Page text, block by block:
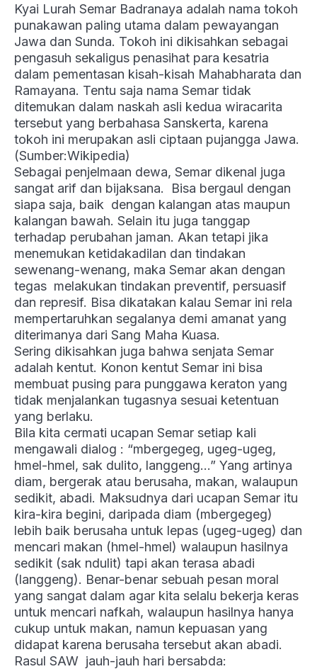
Kyai Lurah Semar Badranaya adalah nama tokoh
punakawan paling utama dalam pewayangan
Jawa dan Sunda. Tokoh ini dikisahkan sebagai
pengasuh sekaligus penasihat para kesatria
dalam pementasan kisah-kisah Mahabharata dan
Ramayana. Tentu saja nama Semar tidak
ditemukan dalam naskah asli kedua wiracarita
tersebut yang berbahasa Sanskerta, karena
tokoh ini merupakan asli ciptaan pujangga Jawa.
(Sumber:Wikipedia)
Sebagai penjelmaan dewa, Semar dikenal juga
sangat arif dan bijaksana. Bisa bergaul dengan
siapa saja, baik dengan kalangan atas maupun
kalangan bawah. Selain itu juga tanggap
terhadap perubahan jaman. Akan tetapi jika
menemukan ketidakadilan dan tindakan
sewenang-wenang, maka Semar akan dengan
tegas melakukan tindakan preventif, persuasif
dan represif. Bisa dikatakan kalau Semar ini rela
mempertaruhkan segalanya demi amanat yang
diterimanya dari Sang Maha Kuasa.
Sering dikisahkan juga bahwa senjata Semar
adalah kentut. Konon kentut Semar ini bisa
membuat pusing para punggawa keraton yang
tidak menjalankan tugasnya sesuai ketentuan
yang berlaku.
Bila kita cermati ucapan Semar setiap kali
mengawali dialog : “mbergegeg, ugeg-ugeg,
hmel-hmel, sak dulito, langgeng…” Yang artinya
diam, bergerak atau berusaha, makan, walaupun
sedikit, abadi. Maksudnya dari ucapan Semar itu
kira-kira begini, daripada diam (mbergegeg)
lebih baik berusaha untuk lepas (ugeg-ugeg) dan
mencari makan (hmel-hmel) walaupun hasilnya
sedikit (sak ndulit) tapi akan terasa abadi
(langgeng). Benar-benar sebuah pesan moral
yang sangat dalam agar kita selalu bekerja keras
untuk mencari nafkah, walaupun hasilnya hanya
cukup untuk makan, namun kepuasan yang
didapat karena berusaha tersebut akan abadi.
Rasul SAW jauh-jauh hari bersabda: